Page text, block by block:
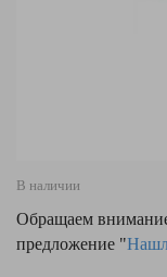
В наличии
Обращаем внимание
предложение "